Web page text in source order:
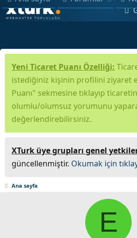
Yeni Ticaret Puanı Özelliği:
istediğiniz kişinin profilini ziyaret
Puanı" sekmesine tıklayıp
olumlu/olumsuz yorumunu
değerlendirebilirsiniz.
XTurk üye grupları genel
güncellenmiştir. Okumak için
Ana sayfa
E